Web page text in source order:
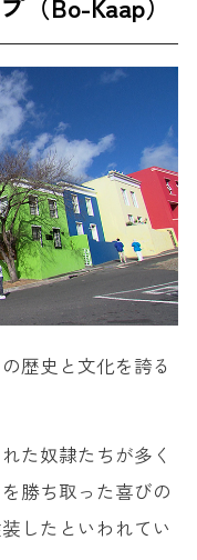
（Bo-Kaap）
歴史と文化を誇る
た奴隷たちが多く
勝ち取った喜びの
したといわれてい